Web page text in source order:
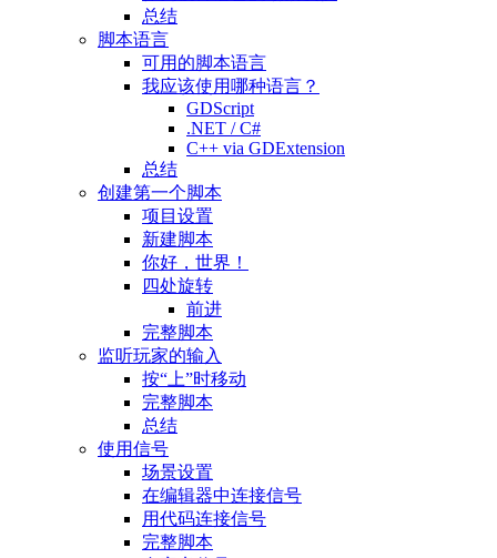
总结
脚本语言
可用的脚本语言
我应该使用哪种语言？
GDScript
.NET / C#
C++ via GDExtension
总结
创建第一个脚本
项目设置
新建脚本
你好，世界！
四处旋转
前进
完整脚本
监听玩家的输入
按“上”时移动
完整脚本
总结
使用信号
场景设置
在编辑器中连接信号
用代码连接信号
完整脚本